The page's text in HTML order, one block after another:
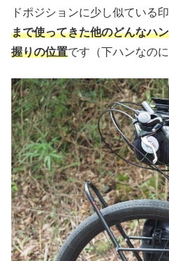
ドポジションに少し似ている
まで使ってきた他のどんなハ
握りの位置です（下ハンなのに